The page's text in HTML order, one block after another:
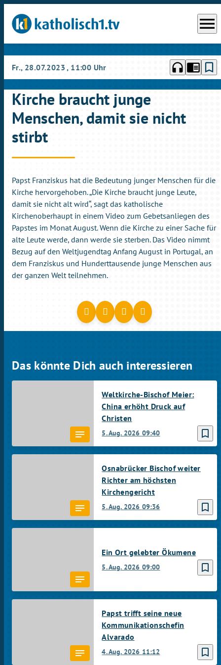
menu
Fr., 28.07.2023, 11:00 Uhr headphones chrome_reader_mode bookmark_border
Kirche braucht junge
Menschen, damit sie nicht
stirbt
Papst Franziskus hat die Bedeutung junger Menschen für die
Kirche hervorgehoben. „Die Kirche braucht junge Leute,
damit sie nicht alt wird“, sagt das katholische
Kirchenoberhaupt in einem Video zum Gebetsanliegen des
Papstes im Monat August. Wenn die Kirche zu einer Sache für
alte Leute werde, dann werde sie sterben. Das Video nimmt
Bezug auf den Weltjugendtag Anfang August in Portugal, an
dem Franziskus und Hunderttausende junge Menschen aus
der ganzen Welt teilnehmen.
Das könnte Dich auch interessieren
bookmark_border
5. Aug. 2026 09:40
Weltkirche-Bischof Meier:
China erhöht Druck auf
Christen
bookmark_border
5. Aug. 2026 09:36
Osnabrücker Bischof weiter
Richter am höchsten
Kirchengericht
bookmark_border
5. Aug. 2026 09:00
Ein Ort gelebter Ökumene
bookmark_border
4. Aug. 2026 11:12
Papst trifft seine neue
Kommunikationschefin
Alvarado